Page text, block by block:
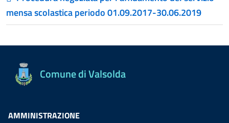
mensa scolastica periodo 01.09.2017-30.06.2019
Comune di Valsolda
AMMINISTRAZIONE